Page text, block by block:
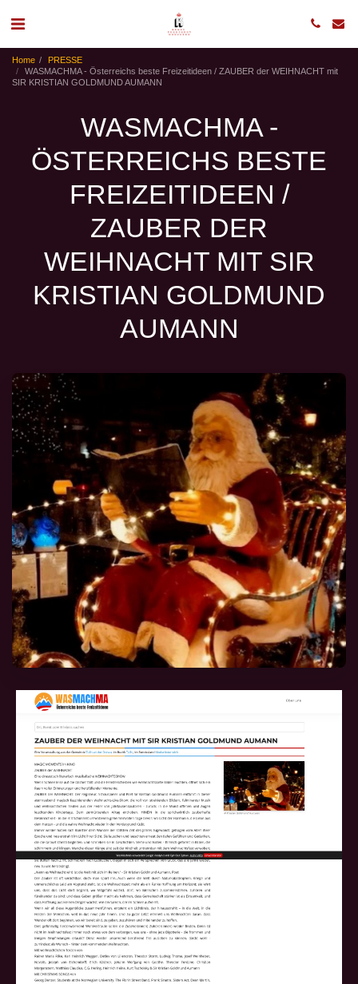
Home
PRESSE
WASMACHMA - Österreichs beste Freizeitideen / ZAUBER der WEIHNACHT mit
SIR KRISTIAN GOLDMUND AUMANN
WASMACHMA -
ÖSTERREICHS BESTE
FREIZEITIDEEN /
ZAUBER DER
WEIHNACHT MIT SIR
KRISTIAN GOLDMUND
AUMANN